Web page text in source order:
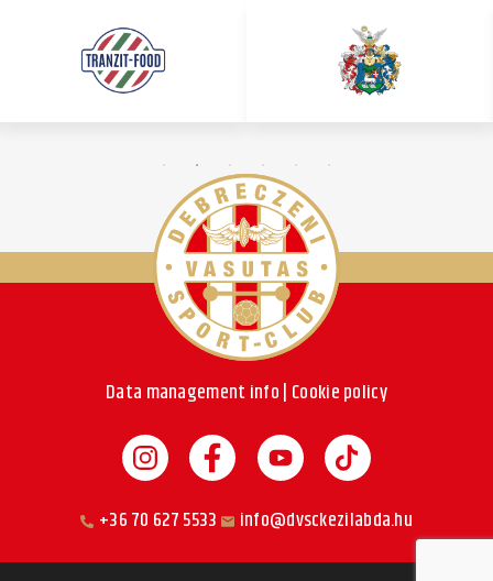
Data management info Cookie policy
+36 70 627 5533 info@dvsckezilabda.hu